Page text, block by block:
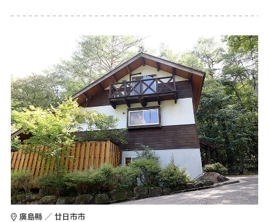
廣島縣 ／ 廿日市市